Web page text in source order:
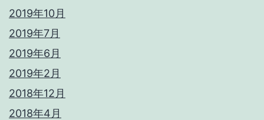
2019年10月
2019年7月
2019年6月
2019年2月
2018年12月
2018年4月